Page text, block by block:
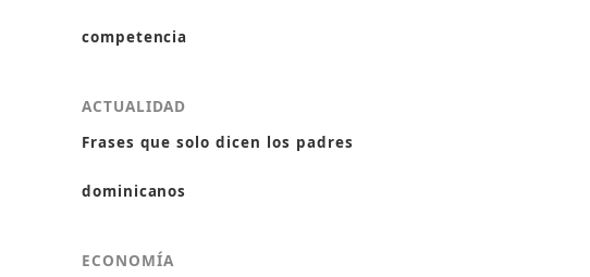
competencia
ACTUALIDAD
Frases que solo dicen los padres
dominicanos
ECONOMÍA